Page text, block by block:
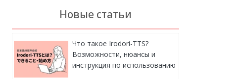
Новые статьи
Что такое Irodori-TTS?
Возможности, нюансы и
инструкция по использованию